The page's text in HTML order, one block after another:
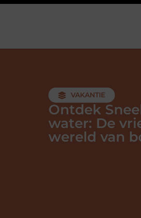
VAKANTIE
Ontdek
water: De
wereld van